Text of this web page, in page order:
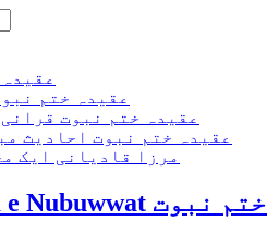
عقیدہ ختم
عقیدہ ختم نبوت
عقیدہ ختم نبوت احادیث
مرزا قادیانی ایک